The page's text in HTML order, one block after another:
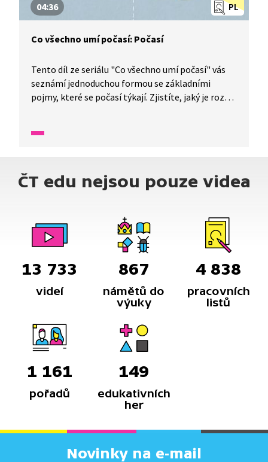
PL
04:36
Co všechno umí počasí: Počasí
Tento díl ze seriálu "Co všechno umí počasí" vás
seznámí jednoduchou formou se základními
pojmy, které se počasí týkají. Zjistíte, jaký je rozdíl
ČT edu nejsou pouze videa
13 733
videí
867
námětů do
výuky
4 838
pracovních
listů
1 161
pořadů
149
edukativních
her
Novinky na e-mail